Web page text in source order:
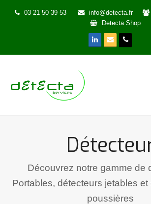
03 21 50 39 53 info@detecta.fr
Detecta Shop
LinkedIn
EmailPhone
Découvrez notre gamme de
Portables, détecteurs jetables
poussières